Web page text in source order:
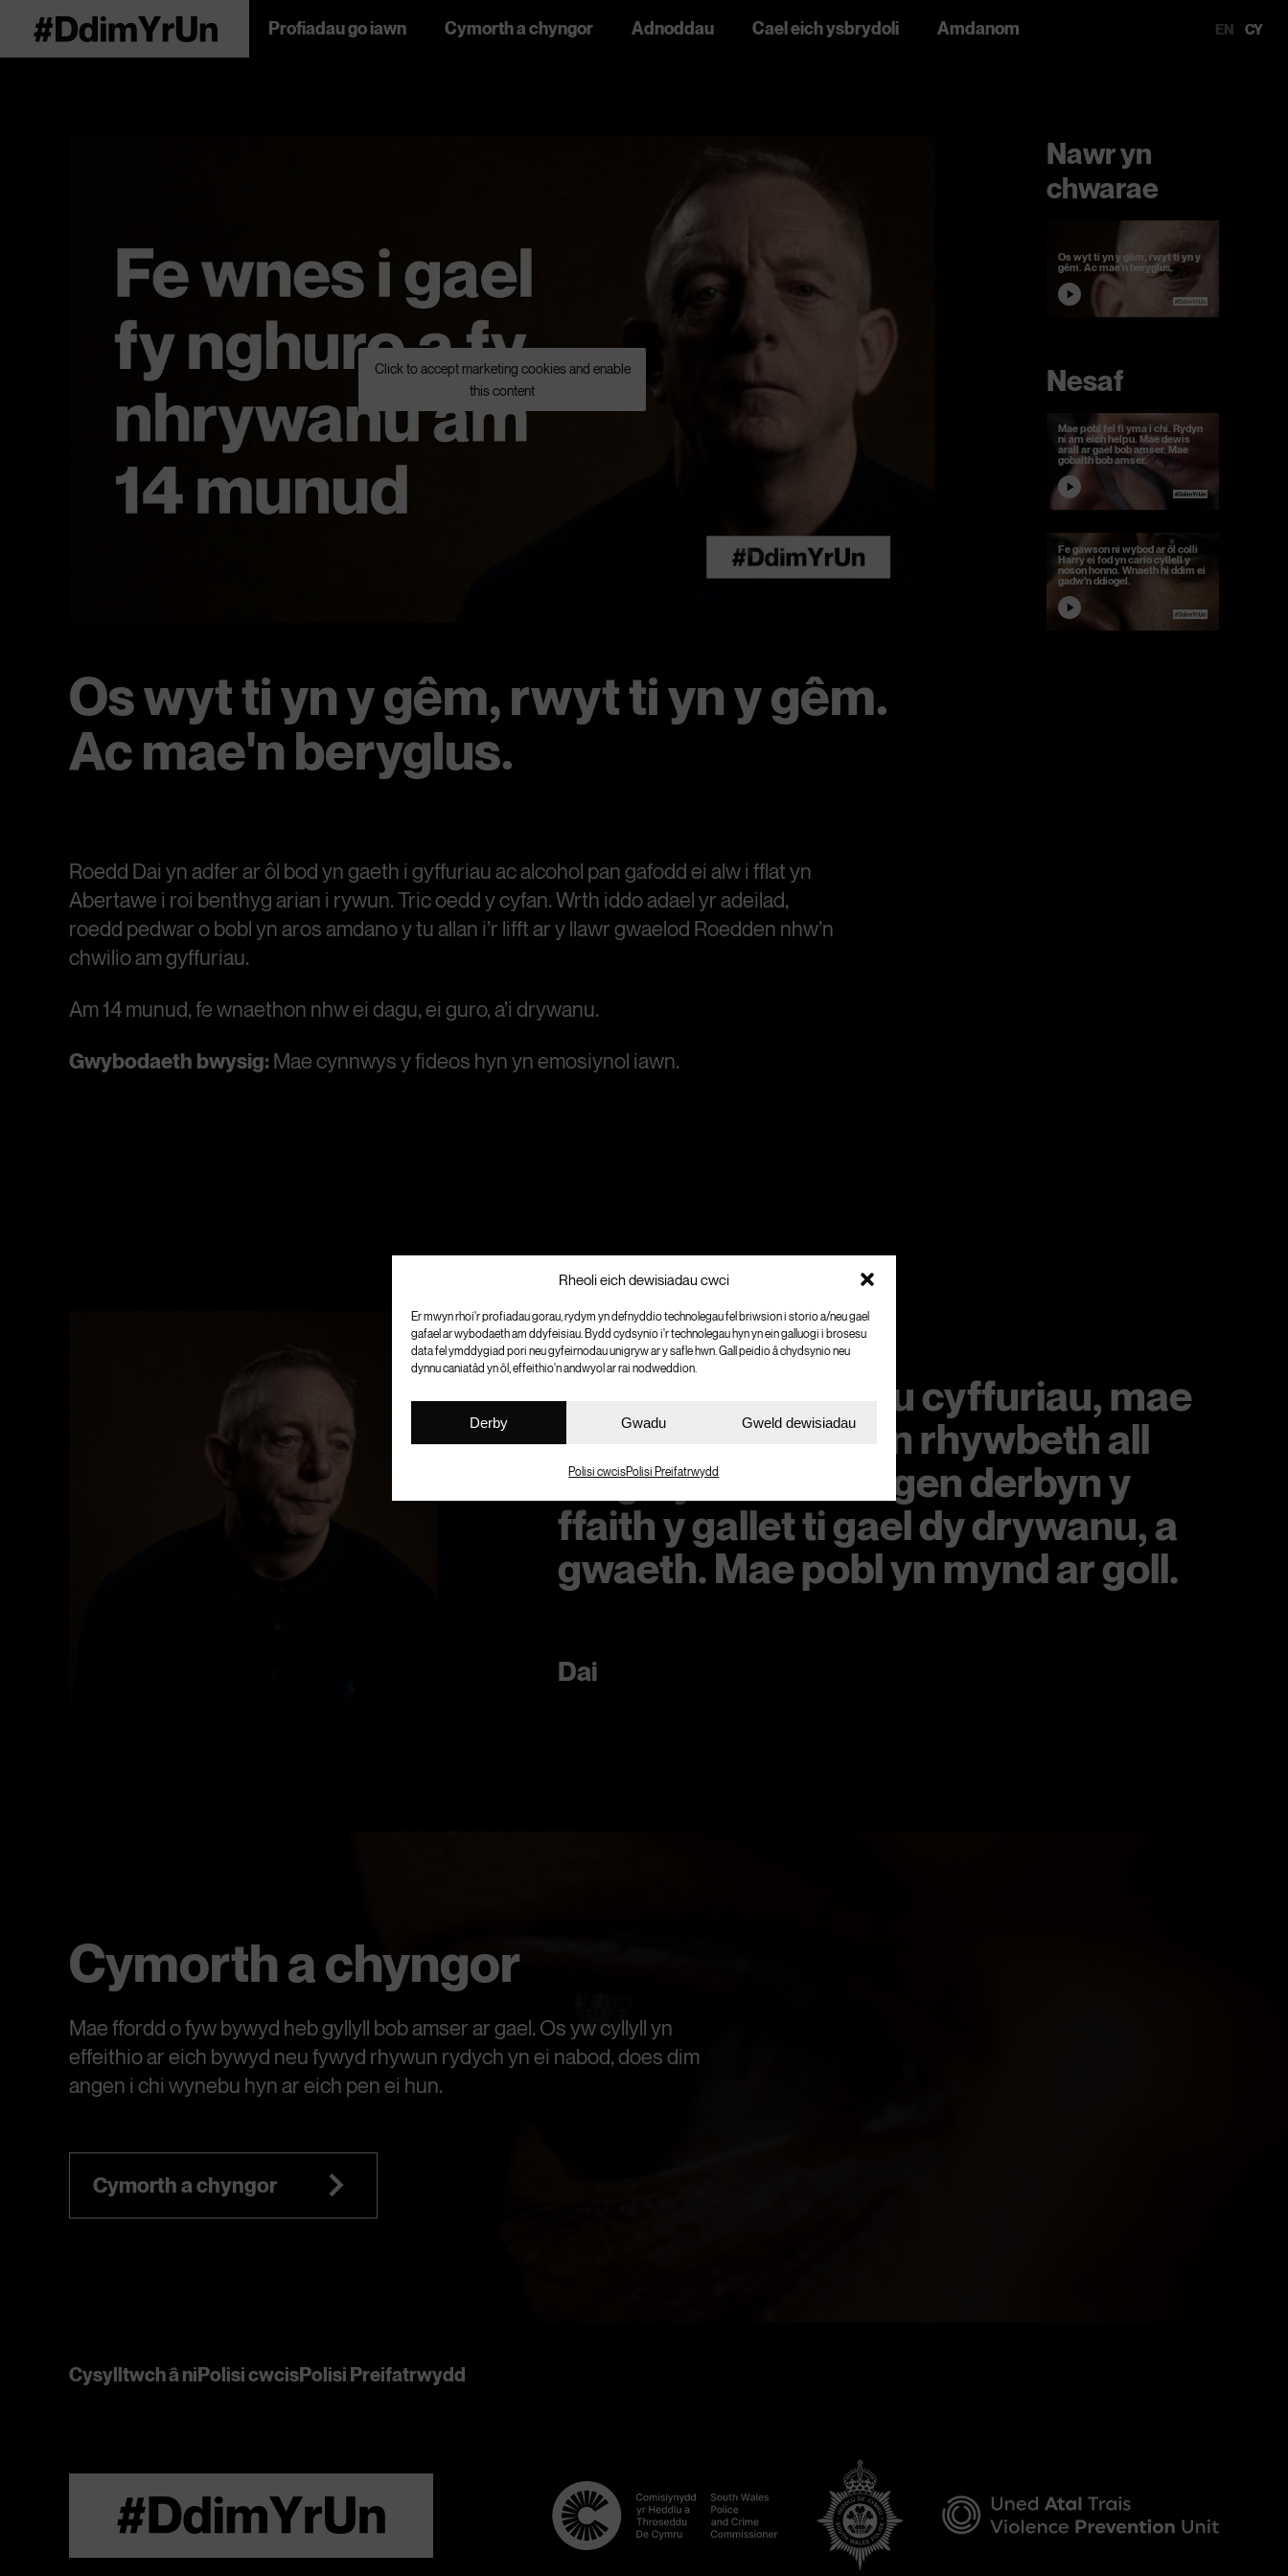
Rheoli eich dewisiadau cwci
Er mwyn rhoi'r profiadau gorau, rydym yn defnyddio technolegau fel briwsion i storio a/neu gael
gafael ar wybodaeth am ddyfeisiau. Bydd cydsynio i'r technolegau hyn yn ein galluogi i brosesu
data fel ymddygiad pori neu gyfeirnodau unigryw ar y safle hwn. Gall peidio â chydsynio neu
dynnu caniatâd yn ôl, effeithio'n andwyol ar rai nodweddion.
Derby Gwadu Gweld dewisiadau
Polisi cwcisPolisi Preifatrwydd
Profiadau go iawn Cymorth a chyngor Adnoddau Cael eich ysbrydoli Amdanom EN CY
Click to accept marketing cookies and enable
this content
Os wyt ti yn y gêm, rwyt ti yn y gêm.
Ac mae'n beryglus.
Nawr yn
chwarae
Os wyt ti yn y gêm, rwyt ti yn y
gêm. Ac mae'n beryglus.
Nesaf
Mae pobl fel fi yma i chi. Rydyn
ni am eich helpu. Mae dewis
arall ar gael bob amser. Mae
gobaith bob amser.
Fe gawson ni wybod ar ôl colli
Harry ei fod yn cario cyllell y
noson honno. Wnaeth hi ddim ei
gadw'n ddiogel.
Roedd Dai yn adfer ar ôl bod yn gaeth i gyffuriau ac alcohol pan gafodd ei alw i fflat yn
Abertawe i roi benthyg arian i rywun. Tric oedd y cyfan. Wrth iddo adael yr adeilad,
roedd pedwar o bobl yn aros amdano y tu allan i’r lifft ar y llawr gwaelod Roedden nhw’n
chwilio am gyffuriau.
Am 14 munud, fe wnaethon nhw ei dagu, ei guro, a’i drywanu.
Gwybodaeth bwysig:Mae cynnwys y fideos hyn yn emosiynol iawn.
Os wyt ti'n gwerthu cyffuriau, mae
cael dy drywanu yn rhywbeth all
ddigwydd. Mae angen derbyn y
ffaith y gallet ti gael dy drywanu, a
gwaeth. Mae pobl yn mynd ar goll.
Dai
Cymorth a chyngor
Mae ffordd o fyw bywyd heb gyllyll bob amser ar gael. Os yw cyllyll yn
effeithio ar eich bywyd neu fywyd rhywun rydych yn ei nabod, does dim
angen i chi wynebu hyn ar eich pen ei hun.
Cymorth a chyngor
Cysylltwch â niPolisi cwcisPolisi Preifatrwydd